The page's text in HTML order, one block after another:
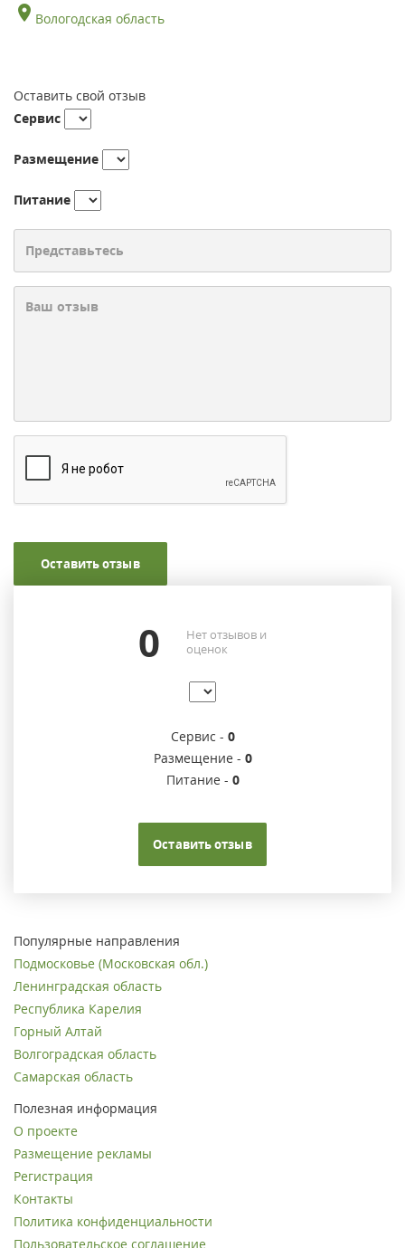
Вологодская область
Оставить свой отзыв
Сервис
Размещение
Питание
Оставить отзыв
0
Нет отзывов и
оценок
Сервис - 0
Размещение - 0
Питание - 0
Оставить отзыв
Популярные направления
Подмосковье (Московская обл.)
Ленинградская область
Республика Карелия
Горный Алтай
Волгоградская область
Самарская область
Полезная информация
О проекте
Размещение рекламы
Регистрация
Контакты
Политика конфиденциальности
Пользовательское соглашение